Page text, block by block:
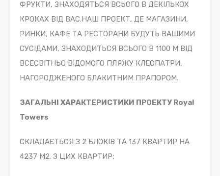
ФРУКТИ, ЗНАХОДЯТЬСЯ ВСЬОГО В ДЕКІЛЬКОХ
КРОКАХ ВІД ВАС.НАШ ПРОЕКТ, ДЕ МАГАЗИНИ,
РИНКИ, КАФЕ ТА РЕСТОРАНИ БУДУТЬ ВАШИМИ
СУСІДАМИ, ЗНАХОДИТЬСЯ ВСЬОГО В 1100 М ВІД
ВСЕСВІТНЬО ВІДОМОГО ПЛЯЖУ КЛЕОПАТРИ,
НАГОРОДЖЕНОГО БЛАКИТНИМ ПРАПОРОМ.
ЗАГАЛЬНІ ХАРАКТЕРИСТИКИ ПРОЕКТУ Royal
Towers
СКЛАДАЄТЬСЯ З 2 БЛОКІВ ТА 137 КВАРТИР НА
4237 М2. З ЦИХ КВАРТИР;